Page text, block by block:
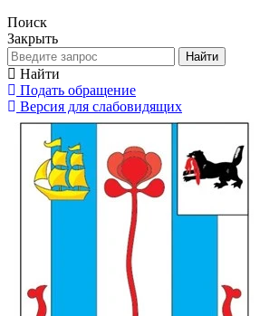
Поиск
Закрыть
Найти
Найти
Подать обращение
Версия для слабовидящих